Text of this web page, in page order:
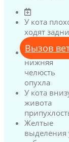
Вызов
У кота
ходят
лапы
У кота
нижняя
челюсть
опухла
У кота
живота
Желтые
выделения